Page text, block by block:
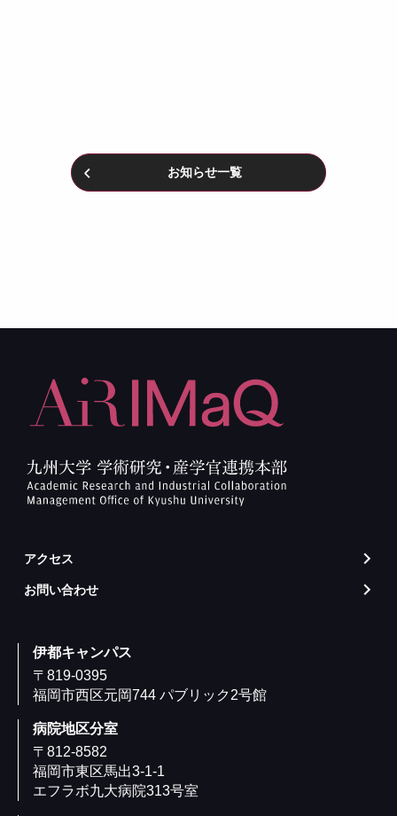
お知らせ一覧
アクセス arrow_forward_ios
お問い合わせ arrow_forward_ios
伊都キャンパス
〒819-0395
福岡市西区元岡744 パブリック2号館
病院地区分室
〒812-8582
福岡市東区馬出3-1-1
エフラボ九大病院313号室